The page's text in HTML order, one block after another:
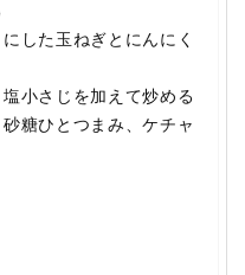
した玉ねぎとにんにく
小さじを加えて炒める
糖ひとつまみ、ケチャ